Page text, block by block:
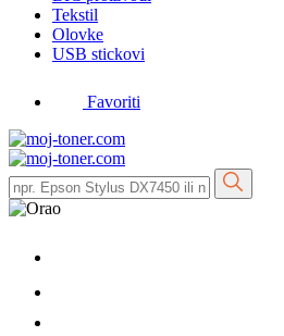
Tekstil
Olovke
USB stickovi
Favoriti